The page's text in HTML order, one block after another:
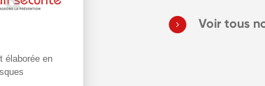
Voir tous